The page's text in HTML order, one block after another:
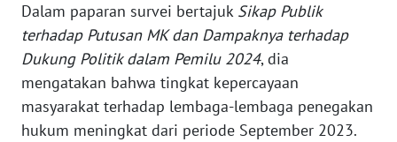
Dalam paparan survei bertajuk Sikap Publik
terhadap Putusan MK dan Dampaknya terhadap
Dukung Politik dalam Pemilu 2024, dia
mengatakan bahwa tingkat kepercayaan
masyarakat terhadap lembaga-lembaga penegakan
hukum meningkat dari periode September 2023.
PEDOMAN
MEDIA
SIBER
REDAKSI